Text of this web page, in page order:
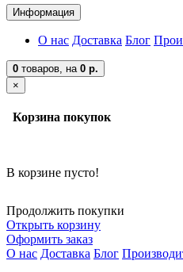
Информация
О нас Доставка Блог
0 товаров, на 0 р.
×
Корзина покупок
В корзине пусто!
Продолжить покупки
Открыть корзину
Оформить заказ
О нас Доставка Блог